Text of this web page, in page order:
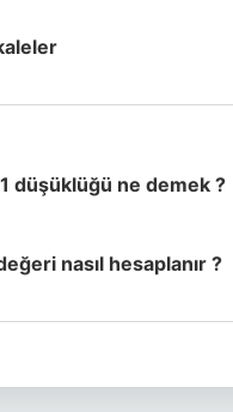
düşüklüğü ne demek ?
nasıl hesaplanır ?